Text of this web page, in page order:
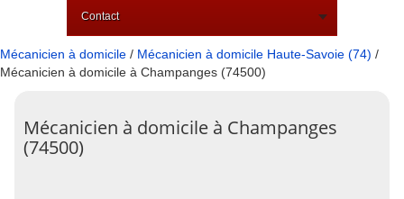
Contact
Mécanicien à domicile / Mécanicien à domicile Haute-Savoie (74) /
Mécanicien à domicile à Champanges (74500)
Mécanicien à domicile à Champanges
(74500)